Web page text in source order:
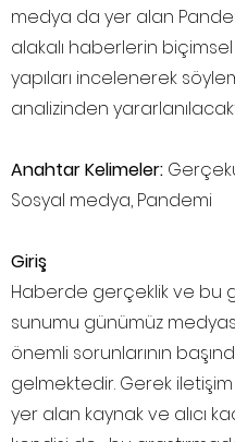
medya da yer alan
alakalı haberlerin
yapıları incelenerek
analizinden
Anahtar Kelimeler:
Sosyal medya, Pandemi
Giriş
Haberde gerçeklik ve bu
sunumu günümüz
önemli sorunlarının
gelmektedir. Gerek
yer alan kaynak ve alıcı